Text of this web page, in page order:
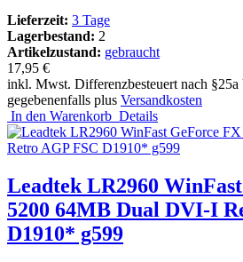
Lieferzeit: 3 Tage
Lagerbestand: 2
Artikelzustand: gebraucht
17,95 €
inkl. Mwst. Differenzbesteuert nach §25a
gegebenenfalls plus Versandkosten
In den Warenkorb Details
Leadtek LR2960
5200 64MB Dual DVI-I
D1910* g599